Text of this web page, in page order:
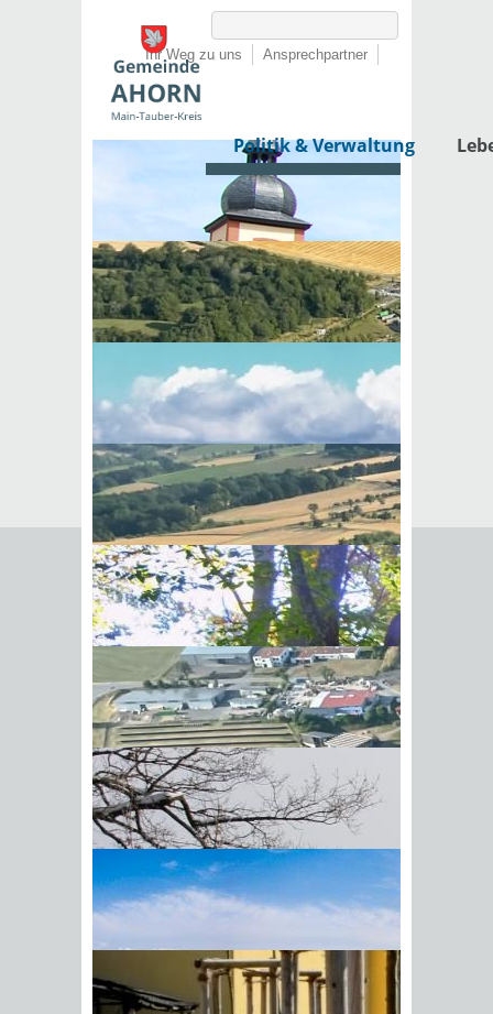
Ihr Weg zu uns Ansprechpartner
Politik & Verwaltung
BIick vom Galgenberg auf
Hohenstadt
Startseite › Politik & Verwaltung› Rathaus›
Dienstleistungen von A-Z
Seite empfehlen
Empfehlung senden an*
Mit diesem Kommentar
Ihr Name
Ihre E-Mail-Adresse*
akzeptiere dieDatenschutz­
erklärung